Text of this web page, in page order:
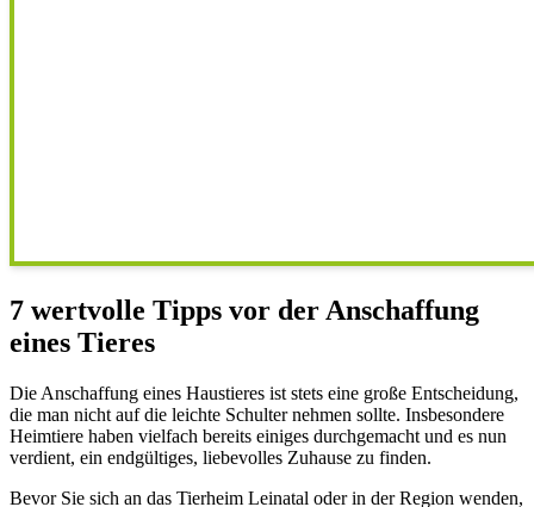
7 wertvolle Tipps vor der Anschaffung
eines Tieres
Die Anschaffung eines Haustieres ist stets eine große Entscheidung,
die man nicht auf die leichte Schulter nehmen sollte. Insbesondere
Heimtiere haben vielfach bereits einiges durchgemacht und es nun
verdient, ein endgültiges, liebevolles Zuhause zu finden.
Bevor Sie sich an das Tierheim Leinatal oder in der Region wenden,